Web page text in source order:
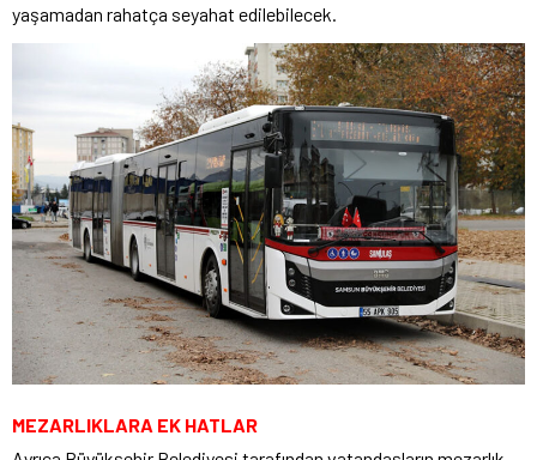
yaşamadan rahatça seyahat edilebilecek.
MEZARLIKLARA EK HATLAR